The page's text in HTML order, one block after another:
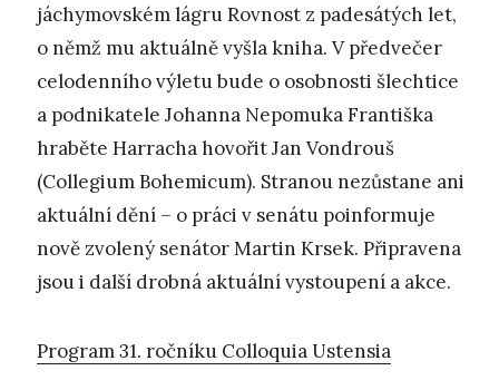
jáchymovském lágru Rovnost z padesátých let,
o němž mu aktuálně vyšla kniha. V předvečer
celodenního výletu bude o osobnosti šlechtice
a podnikatele Johanna Nepomuka Františka
hraběte Harracha hovořit Jan Vondrouš
(Collegium Bohemicum). Stranou nezůstane ani
aktuální dění – o práci v senátu poinformuje
nově zvolený senátor Martin Krsek. Připravena
jsou i další drobná aktuální vystoupení a akce.
Program 31. ročníku Colloquia Ustensia